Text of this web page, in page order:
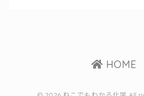
HOME